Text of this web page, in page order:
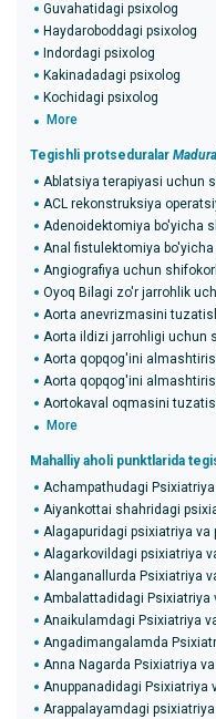
Guvahatidagi psixolog
Haydaroboddagi psixolog
Indordagi psixolog
Kakinadadagi psixolog
Kochidagi psixolog
More
Tegishli protseduralar
Ablatsiya terapiyasi uchun
ACL rekonstruksiya
Adenoidektomiya bo'yicha
Anal fistulektomiya
Angiografiya uchun
Oyoq Bilagi zo'r jarrohlik
Aorta anevrizmasini
Aorta ildizi jarrohligi uchun
Aorta qopqog'ini
Aorta qopqog'ini
Aortokaval oqmasini
More
Mahalliy aholi punktlarida
Achampathudagi
Aiyankottai shahridagi
Alagapuridagi psixiatriya va
Alagarkovildagi psixiatriya
Alanganallurda Psixiatriya
Ambalattadidagi Psixiatriya
Anaikulamdagi Psixiatriya
Angadimangalamda
Anna Nagarda Psixiatriya
Anuppanadidagi Psixiatriya
Arappalayamdagi